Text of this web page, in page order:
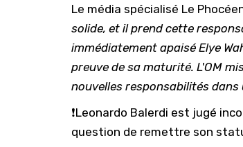
Le média spécialisé Le
solide, et il prend cette
immédiatement apaisé Elye
preuve de sa maturité. L'OM
nouvelles responsabilités
❗️Leonardo Balerdi est jugé
question de remettre son